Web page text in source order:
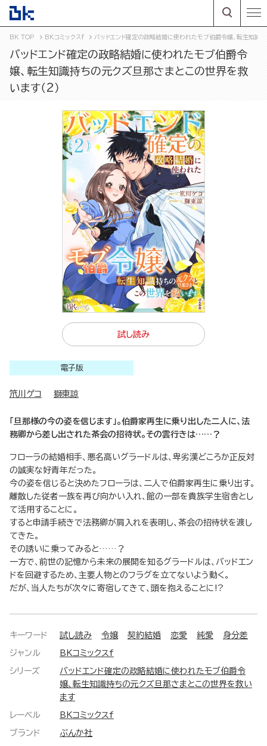
BK TOP BKコミックスf バッドエンド確定の政略結婚に使われたモブ伯爵令嬢、転生知識
バッドエンド確定の政略結婚に使われたモブ伯爵令
嬢、転生知識持ちの元クズ旦那さまとこの世界を救
います（2）
試し読み
電子版
笊川ゲコ 獅東諒
「旦那様の今の姿を信じます」。伯爵家再生に乗り出した二人に、法
務卿から差し出された茶会の招待状。その雲行きは……？
フローラの結婚相手、悪名高いグラードルは、卑劣漢どころか正反対
の誠実な好青年だった。
今の姿を信じると決めたフローラは、二人で伯爵家再生に乗り出す。
離散した従者一族を再び向かい入れ、館の一部を貴族学生宿舎とし
て活用することに。
すると申請手続きで法務卿が肩入れを表明し、茶会の招待状を渡し
てきた。
その誘いに乗ってみると……？
一方で、前世の記憶から未来の展開を知るグラードルは、バッドエン
ドを回避するため、主要人物とのフラグを立てないよう動く。
だが、当人たちが次々に寄宿してきて、頭を抱えることに!?
キーワード 試し読み 令嬢 契約結婚 恋愛 純愛 身分差
ジャンル BKコミックスf
シリーズ
バッドエンド確定の政略結婚に使われたモブ伯爵令
嬢、転生知識持ちの元クズ旦那さまとこの世界を救い
ます
レーベル BKコミックスf
ブランド ぶんか社